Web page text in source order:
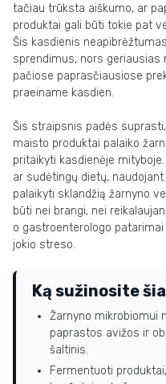
tačiau trūksta aiškumo, ar
produktai gali būti tokie pat
Šis kasdienis
sprendimus, nors geriausias
pačiose paprasčiausiose
praeiname kasdien.
Šis straipsnis padės
maisto produktai palaiko
pritaikyti kasdienėje
ar sudėtingų dietų,
palaikyti sklandžią žarnyno
būti nei brangi, nei
o gastroenterologo
jokio streso.
Ką sužinosite
Žarnyno mikrobiomui
paprastos avižos ir
šaltinis.
Fermentuoti